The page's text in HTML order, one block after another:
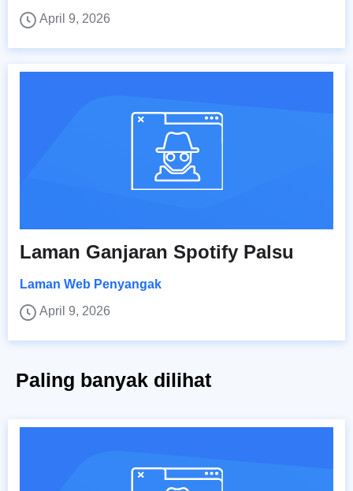
April 9, 2026
Laman Ganjaran Spotify Palsu
Laman Web Penyangak
April 9, 2026
Paling banyak dilihat